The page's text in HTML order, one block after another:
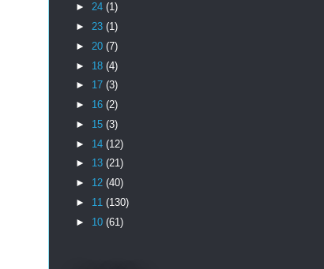
► 24 (1)
► 23 (1)
► 20 (7)
► 18 (4)
► 17 (3)
► 16 (2)
► 15 (3)
► 14 (12)
► 13 (21)
► 12 (40)
► 11 (130)
► 10 (61)